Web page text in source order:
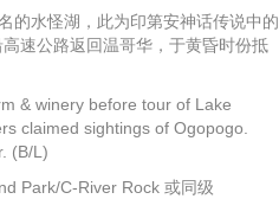
的水怪湖，此为印第安神话传说中的
速公路返回温哥华，于黄昏时份抵
& winery before tour of Lake
claimed sightings of Ogopogo.
(B/L)
Park/C-River Rock 或同级